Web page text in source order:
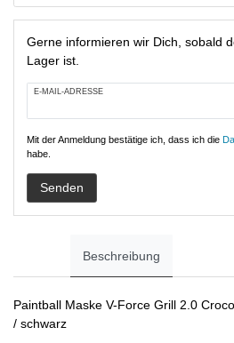
Gerne informieren wir Dich, sobald
Lager ist.
E-MAIL-ADRESSE
Mit der Anmeldung bestätige ich, dass ich die
habe.
Senden
Beschreibung
Paintball Maske V-Force Grill 2.0
/ schwarz